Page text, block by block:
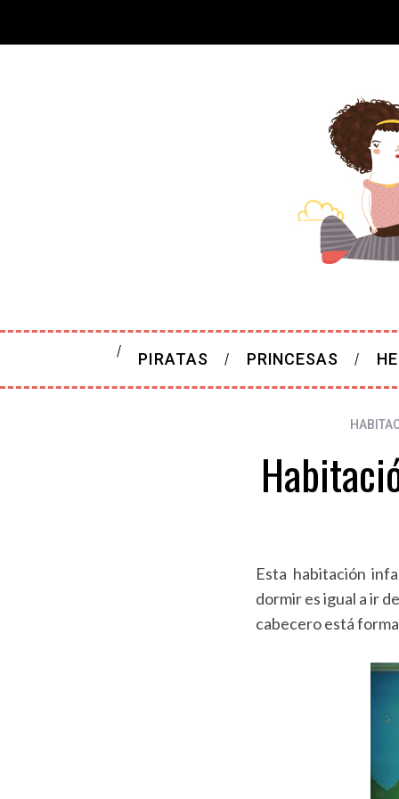
PIRATAS PRINCESAS
Esta habitación
dormir es igual a ir
cabecero está